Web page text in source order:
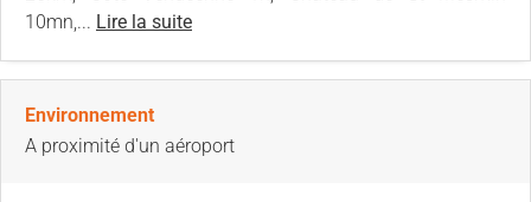
10mn,... Lire la suite
Environnement
A proximité d'un aéroport